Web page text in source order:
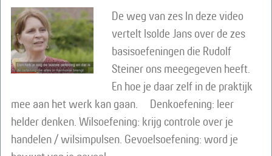
De weg van zes In deze video
vertelt Isolde Jans over de zes
basisoefeningen die Rudolf
Steiner ons meegegeven heeft.
En hoe je daar zelf in de praktijk
mee aan het werk kan gaan. Denkoefening: leer
helder denken. Wilsoefening: krijg controle over je
handelen / wilsimpulsen. Gevoelsoefening: word je